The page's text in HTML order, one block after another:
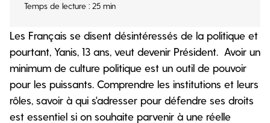
Temps de lecture : 25 min
Les Français se disent désintéressés de la politique et
pourtant, Yanis, 13 ans, veut devenir Président. Avoir un
minimum de culture politique est un outil de pouvoir
pour les puissants. Comprendre les institutions et leurs
rôles, savoir à qui s'adresser pour défendre ses droits
est essentiel si on souhaite parvenir à une réelle